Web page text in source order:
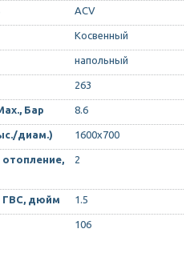
ACV
Косвенный
напольный
263
Бар 8.6
диам.) 1600х700
2
ГВС, дюйм 1.5
106